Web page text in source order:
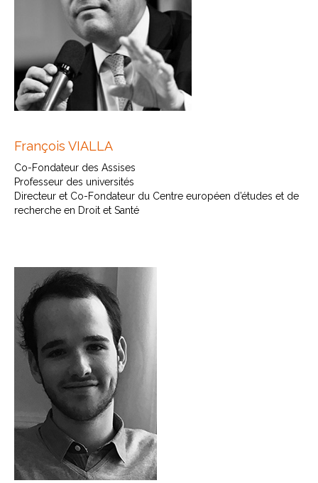
François VIALLA
Co-Fondateur des Assises
Professeur des universités
Directeur et Co-Fondateur du Centre européen d’études et de
recherche en Droit et Santé